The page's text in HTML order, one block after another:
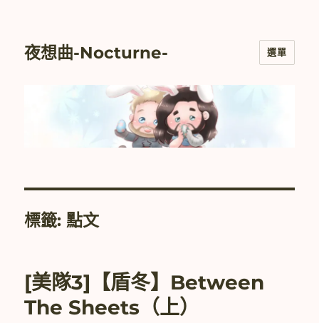
夜想曲-Nocturne- 選單
標籤: 點文
[美隊3]【盾冬】Between
The Sheets（上）